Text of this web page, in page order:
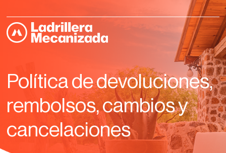
Política de devoluciones,
rembolsos, cambios y
cancelaciones